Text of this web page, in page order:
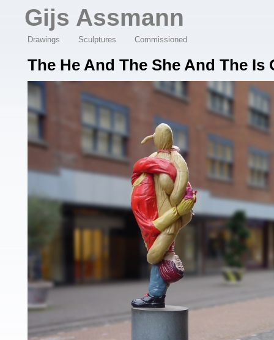
Gijs Assmann
Drawings Sculptures Commissioned
The He And The She And The Is